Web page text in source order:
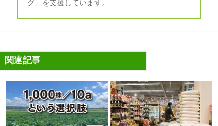
グ」を支援しています。
関連記事